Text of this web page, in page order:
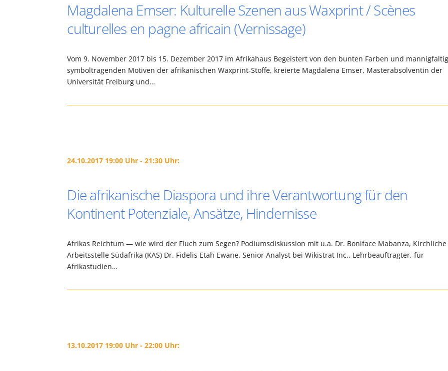
Magdalena Emser: Kulturelle Szenen aus Waxprint / Scènes
culturelles en pagne africain (Vernissage)
Vom 9. November 2017 bis 15. Dezember 2017 im Afrikahaus Begeistert von den bunten Farben und
symboltragenden Motiven der afrikanischen Waxprint-Stoffe, kreierte Magdalena Emser, Masterabsolventin der
Universität Freiburg und…
24.10.2017 19:00 Uhr - 21:30 Uhr:
Die afrikanische Diaspora und ihre Verantwortung für den
Kontinent Potenziale, Ansätze, Hindernisse
Afrikas Reichtum — wie wird der Fluch zum Segen? Podiumsdiskussion mit u.a. Dr. Boniface Mabanza,
Arbeitsstelle Südafrika (KAS) Dr. Fidelis Etah Ewane, Senior Analyst bei Wikistrat Inc., Lehrbeauftragter, für
Afrikastudien…
13.10.2017 19:00 Uhr - 22:00 Uhr: